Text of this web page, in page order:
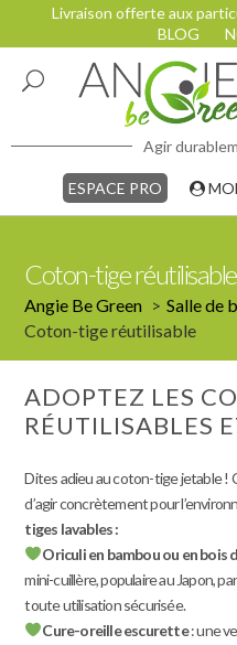
Livraison offerte aux
BLOG
Agir
ESPACE PRO
Coton-tige réutilisable
Angie Be Green
Salle de
Coton-tige réutilisable
ADOPTEZ LES
RÉUTILISABLES
Dites adieu au coton-tige jetable !
d’agir concrètement pour
tiges lavables :
Oriculi en bambou ou en bois
mini-cuillère, populaire au Japon,
toute utilisation sécurisée.
Cure-oreille escurette: une